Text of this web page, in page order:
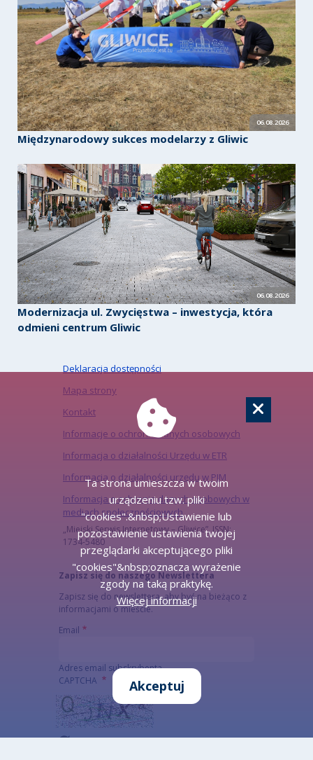
06.08.2026
Międzynarodowy sukces modelarzy z Gliwic
06.08.2026
Modernizacja ul. Zwycięstwa – inwestycja, która
odmieni centrum Gliwic
Deklaracja dostępności
Mapa strony
Kontakt
Informacje o ochronie danych osobowych
Informacja o działalności Urzędu w ETR
Informacja o działalności urzędu w PJM
Informacja o ochronie danych osobowych w
mediach społecznościowych
„Miejski Serwis Internetowy – Gliwice”, ISSN:
1734-5480
Zapisz się do naszego Newslettera
Zapisz się do newslettera, aby być na bieżąco z
informacjami o mieście.
Email
Adres email subskrybenta
CAPTCHA
Ta strona umieszcza w twoim
urządzeniu tzw. pliki
"cookies".&nbsp;Ustawienie lub
pozostawienie ustawienia twojej
przeglądarki akceptującego pliki
"cookies"&nbsp;oznacza wyrażenie
zgody na taką praktykę.
Więcej informacji
Akceptuj